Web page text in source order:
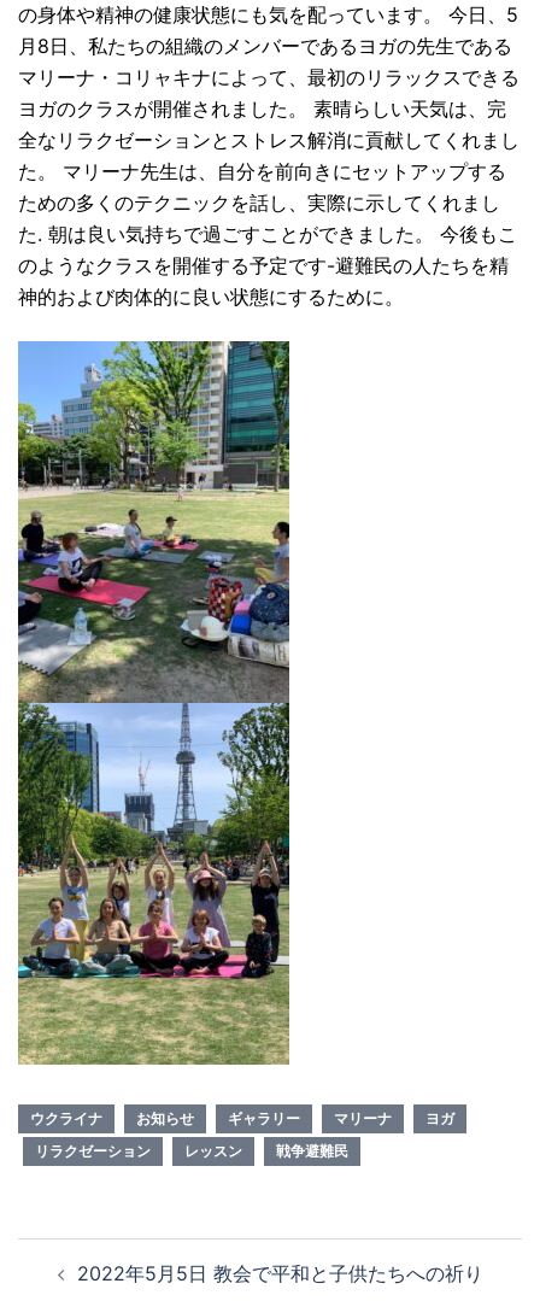
の身体や精神の健康状態にも気を配っています。 今日、5
月8日、私たちの組織のメンバーであるヨガの先生である
マリーナ・コリャキナによって、最初のリラックスできる
ヨガのクラスが開催されました。 素晴らしい天気は、完
全なリラクゼーションとストレス解消に貢献してくれまし
た。 マリーナ先生は、自分を前向きにセットアップする
ための多くのテクニックを話し、実際に示してくれまし
た. 朝は良い気持ちで過ごすことができました。 今後もこ
のようなクラスを開催する予定です-避難民の人たちを精
神的および肉体的に良い状態にするために。
ウクライナ お知らせ ギャラリー マリーナ
ヨガ
リラクゼーション
レッスン 戦争避難民
2022年5月5日 教会で平和と子供たちへの祈り